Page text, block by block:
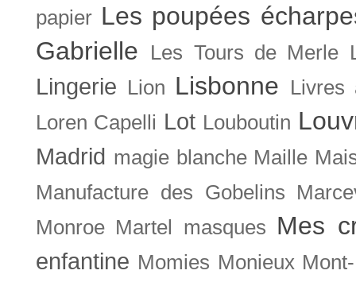
papier Les poupées
Gabrielle
Les Tours de Merle
Lingerie Lion Lisbonne
Livres
Loren Capelli Lot Louboutin
Madrid magie blanche Maille
Manufacture des Gobelins
Monroe Martel masques Mes
enfantine Momies Monieux